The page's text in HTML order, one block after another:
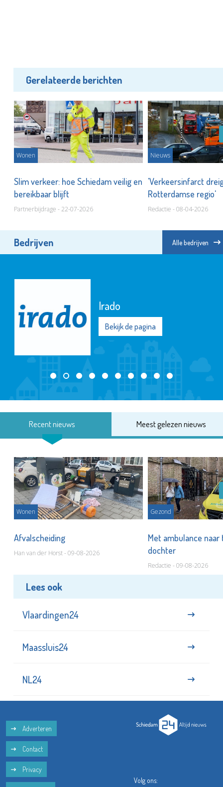
Gerelateerde berichten
Wonen
Slim verkeer: hoe Schiedam veilig en
bereikbaar blijft
Partnerbijdrage - 22-07-2026
Nieuws
'Verkeersinfarct
Rotterdamse regio'
Redactie - 08-04-2026
Bedrijven Alle bedrijven
Irado
Bekijk de pagina
Recent nieuws Meest gelezen nieuws
Wonen
Afvalscheiding
Han van der Horst - 09-08-2026
Gezond
Met ambulance
dochter
Redactie - 09-08-2026
Lees ook
Vlaardingen24
Maassluis24
NL24
Adverteren
Contact
Privacy
Volg ons: